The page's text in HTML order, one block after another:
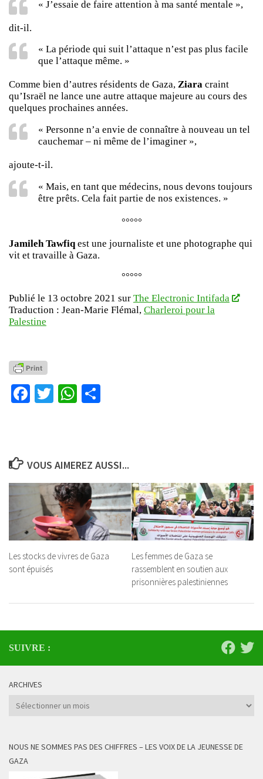
« J’essaie de faire attention à ma santé mentale »,
dit-il.
« La période qui suit l’attaque n’est pas plus facile
que l’attaque même. »
Comme bien d’autres résidents de Gaza, Ziara craint
qu’Israël ne lance une autre attaque majeure au cours des
quelques prochaines années.
« Personne n’a envie de connaître à nouveau un tel
cauchemar – ni même de l’imaginer »,
ajoute-t-il.
« Mais, en tant que médecins, nous devons toujours
être prêts. Cela fait partie de nos existences. »
°°°°°
Jamileh Tawfiq est une journaliste et une photographe qui
vit et travaille à Gaza.
°°°°°
Publié le 13 octobre 2021 sur The Electronic Intifada
Traduction : Jean-Marie Flémal, Charleroi pour la
Palestine
Facebook
TwitterWhatsApp
VOUS AIMEREZ AUSSI...
Les stocks de vivres de Gaza
sont épuisés
Les femmes de Gaza se
rassemblent en soutien aux
prisonnières palestiniennes
SUIVRE :
ARCHIVES
Archives
NOUS NE SOMMES PAS DES CHIFFRES – LES VOIX DE LA JEUNESSE DE
GAZA